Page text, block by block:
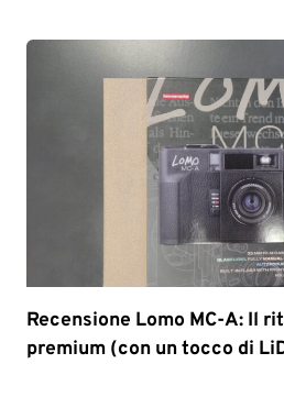
Recensione Lomo MC-A: Il
premium (con un tocco di